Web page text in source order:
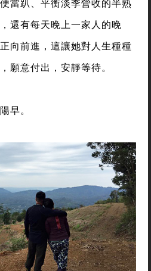
當趴、平衡淡季營收的半熟
還有每天晚上一家人的晚
向前進，這讓她對人生種種
願意付出，安靜等待。
早。